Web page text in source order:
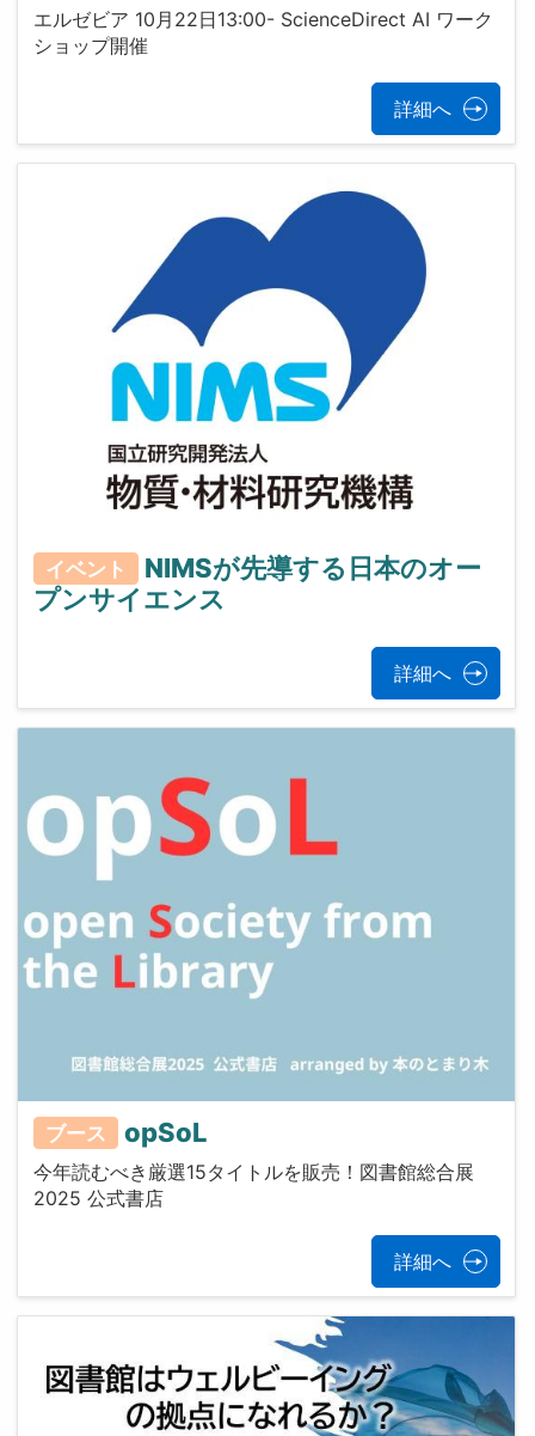
エルゼビア 10月22日13:00- ScienceDirect AI ワーク
ショップ開催
詳細へ
イベント
NIMSが先導する日本のオー
プンサイエンス
詳細へ
ブース opSoL
今年読むべき厳選15タイトルを販売！図書館総合展
2025 公式書店
詳細へ